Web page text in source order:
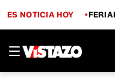
ES NOTICIA HOY